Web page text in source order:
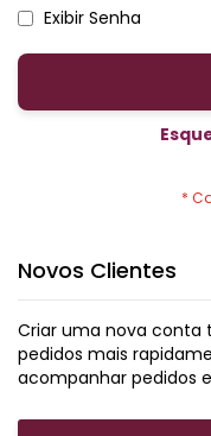
Exibir Senha
Novos Clientes
Criar uma nova
pedidos mais
acompanhar pedidos